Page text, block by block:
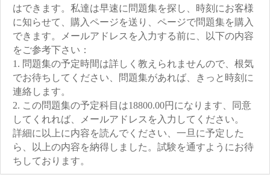
はできます。私達は早速に問題集を探し、時刻にお客様
に知らせて、購入ページを送り、ページで問題集を購入
できます。メールアドレスを入力する前に、以下の内容
をご参考下さい：
1. 問題集の予定時間は詳しく教えられませんので、根気
でお待ちしてください、問題集があれば、きっと時刻に
連絡します。
2. この問題集の予定科目は18800.00円になります、同意
してくれれば、メールアドレスを入力してください。
詳細に以上に内容を読んでください、一旦に予定した
ら、以上の内容を納得しました。試験を通すようにお待
ちしております。